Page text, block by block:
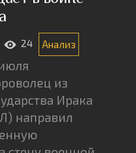
24 Анализ
из
Ирака
направил